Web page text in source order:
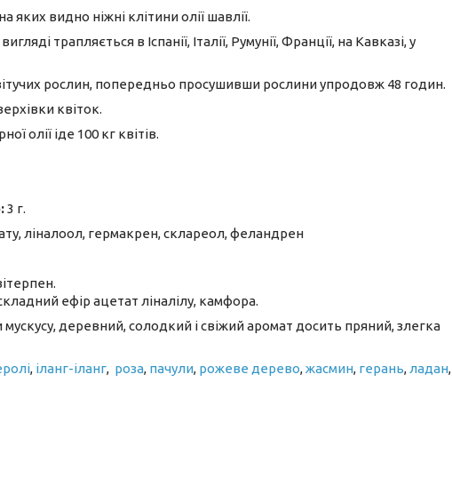
яких видно ніжні клітини олії шавлії.
трапляється в Іспанії, Італії, Румунії, Франції, на Кавказі, у
рослин, попередньо просушивши рослини упродовж 48 годин.
квіток.
олії іде 100 кг квітів.
3 г.
ліналоол, гермакрен, склареол, феландрен
ефір ацетат ліналілу, камфора.
деревний, солодкий і свіжий аромат досить пряний, злегка
, іланг-іланг, роза, пачули, рожеве дерево,жасмин, герань, ладан,